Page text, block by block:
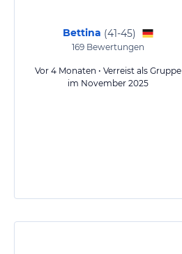
Bettina (41-45)
169 Bewertungen
Vor 4 Monaten • Verreist als Gruppe
im November 2025